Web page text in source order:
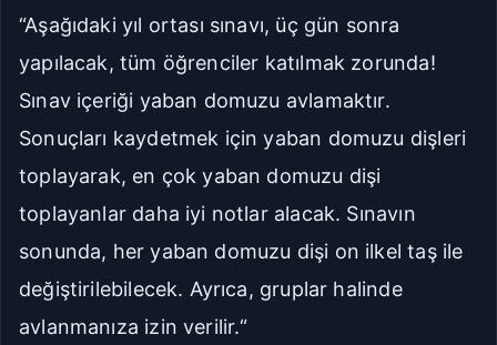
“Aşağıdaki yıl ortası sınavı, üç gün sonra
yapılacak, tüm öğrenciler katılmak zorunda!
Sınav içeriği yaban domuzu avlamaktır.
Sonuçları kaydetmek için yaban domuzu dişleri
toplayarak, en çok yaban domuzu dişi
toplayanlar daha iyi notlar alacak. Sınavın
sonunda, her yaban domuzu dişi on ilkel taş ile
değiştirilebilecek. Ayrıca, gruplar halinde
avlanmanıza izin verilir.“